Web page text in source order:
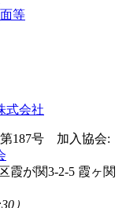
等
式会社
187号 加入協会:
霞が関3-2-5 霞ヶ関
）